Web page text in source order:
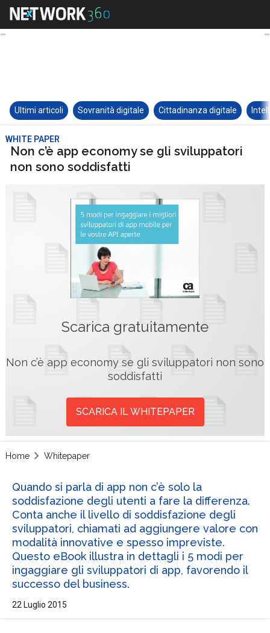
Ultimi articoli Sovranità digitale Cittadinanza digitale
WHITE PAPER
Non c’è app economy se gli sviluppatori
non sono soddisfatti
Scarica gratuitamente
Non c’è app economy se gli sviluppatori non sono
soddisfatti
SCARICA IL WHITEPAPER
Home Whitepaper
Quando si parla di app non c’è solo la
soddisfazione degli utenti a fare la differenza.
Conta anche il livello di soddisfazione degli
sviluppatori, chiamati ad aggiungere valore con
modalità innovative e spesso impreviste.
Questo eBook illustra in dettagli i 5 modi per
ingaggiare gli sviluppatori di app, favorendo il
successo del business.
22 Luglio 2015